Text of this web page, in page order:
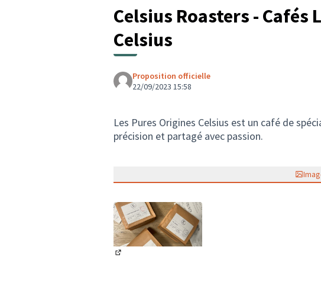
Celsius Roasters - Cafés
Celsius
Proposition officielle
22/09/2023 15:58
Les Pures Origines Celsius est un café de
précision et partagé avec passion.